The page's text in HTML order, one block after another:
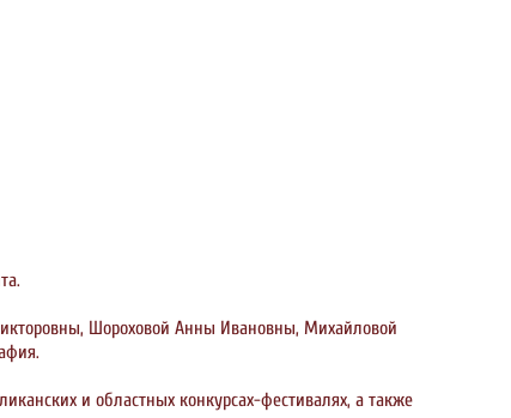
Шороховой Анны Ивановны, Михайловой
и областных конкурсах-фестивалях, а также